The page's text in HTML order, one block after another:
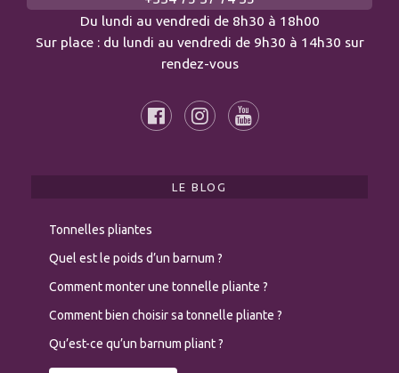
Du lundi au vendredi de 8h30 à 18h00
Sur place : du lundi au vendredi de 9h30 à 14h30 sur
rendez-vous
LE BLOG
Tonnelles pliantes
Quel est le poids d’un barnum ?
Comment monter une tonnelle pliante ?
Comment bien choisir sa tonnelle pliante ?
Qu’est-ce qu’un barnum pliant ?